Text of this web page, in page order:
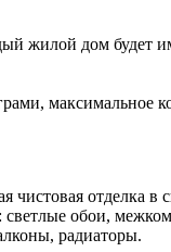
жилой дом будет
максимальное
отделка в
обои,
радиаторы.